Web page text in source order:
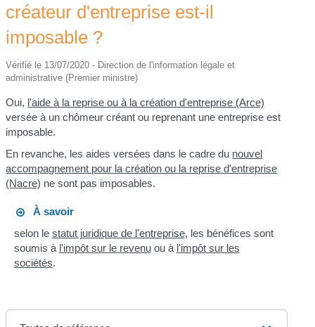
créateur d'entreprise est-il
imposable ?
Vérifié le 13/07/2020 - Direction de l'information légale et
administrative (Premier ministre)
Oui, l'aide à la reprise ou à la création d'entreprise (Arce)
versée à un chômeur créant ou reprenant une entreprise est
imposable.
En revanche, les aides versées dans le cadre du nouvel
accompagnement pour la création ou la reprise d'entreprise
(Nacre) ne sont pas imposables.
À savoir
selon le statut juridique de l'entreprise, les bénéfices sont
soumis à l'impôt sur le revenuou à l'impôt sur les
sociétés.